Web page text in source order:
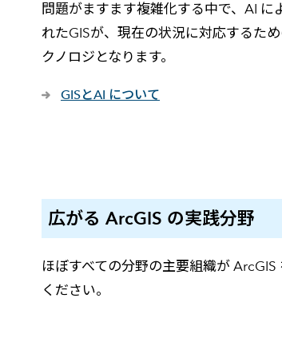
問題がますます複雑化する中で、AI に
れたGISが、現在の状況に対応するた
クノロジとなります。
GISとAI について
広がる ArcGIS の実践分野
ほぼすべての分野の主要組織が
ください。